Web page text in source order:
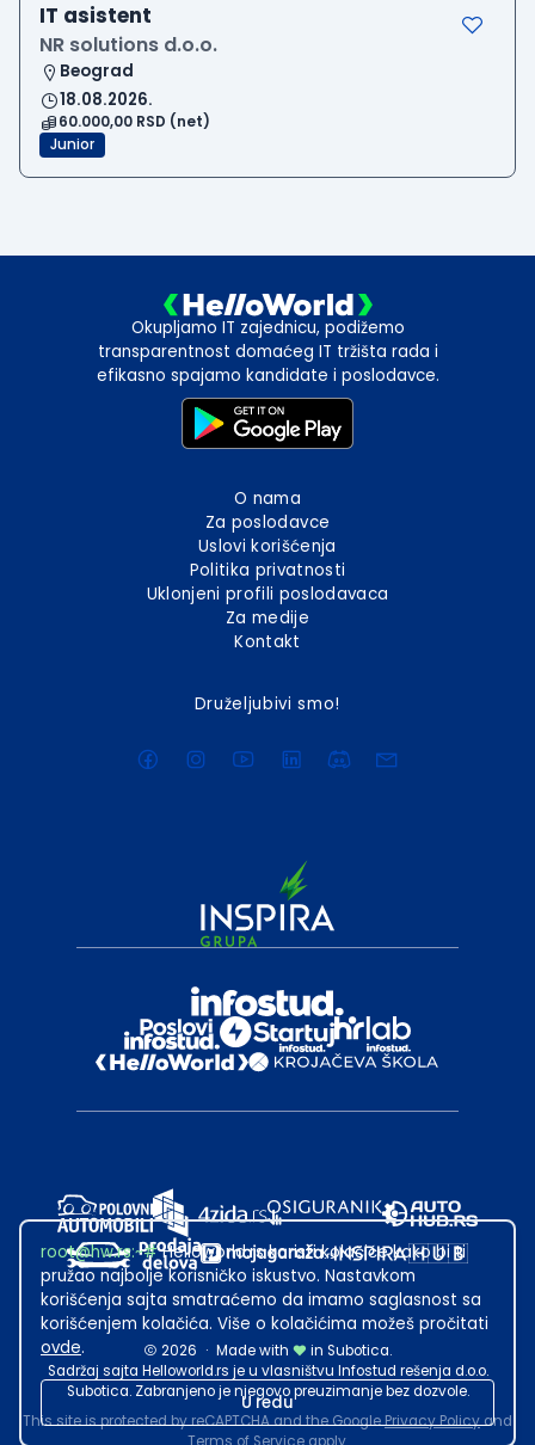
IT asistent
NR solutions d.o.o.
Beograd
18.08.2026.
60.000,00 RSD (net)
Junior
Okupljamo IT zajednicu, podižemo
transparentnost domaćeg IT tržišta rada i
efikasno spajamo kandidate i poslodavce.
O nama
Za poslodavce
Uslovi korišćenja
Politika privatnosti
Uklonjeni profili poslodavaca
Za medije
Kontakt
Druželjubivi smo!
2026 · Made with
in Subotica.
Sadržaj sajta Helloworld.rs je u vlasništvu Infostud rešenja d.o.o.
Subotica. Zabranjeno je njegovo preuzimanje bez dozvole.
This site is protected by reCAPTCHA and the GooglePrivacy Policyand
root@hw.rs:~#Helloworld.rs koristi kolačiće kako bi ti
pružao najbolje korisničko iskustvo. Nastavkom
korišćenja sajta smatraćemo da imamo saglasnost sa
korišćenjem kolačića. Više o kolačićima možeš pročitati
ovde.
U redu